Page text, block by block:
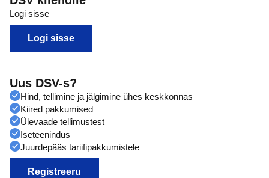
Logi sisse
Logi sisse
Uus DSV-s?
Hind, tellimine ja jälgimine ühes keskkonnas
Kiired pakkumised
Ülevaade tellimustest
Iseteenindus
Juurdepääs tariifipakkumistele
Registreeru